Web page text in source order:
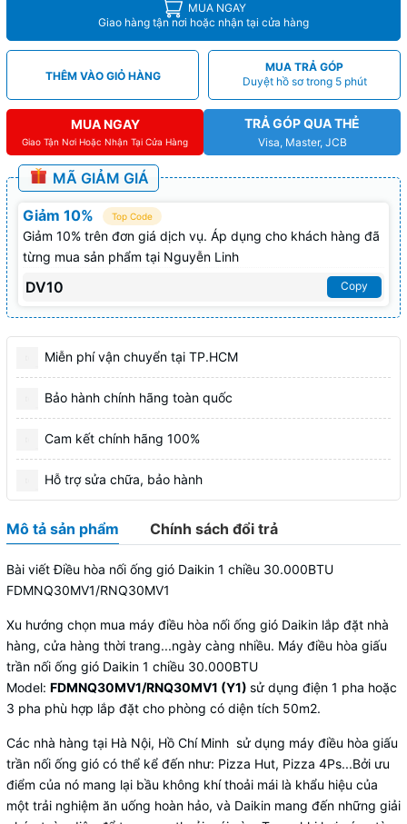
MUA NGAY
Giao hàng tận nơi hoặc nhận tại cửa hàng
THÊM VÀO GIỎ HÀNG
MUA TRẢ GÓP
Duyệt hồ sơ trong 5 phút
MUA NGAY
Giao Tận Nơi Hoặc Nhận Tại Cửa Hàng
TRẢ GÓP QUA THẺ
Visa, Master, JCB
MÃ GIẢM GIÁ
Giảm 10% Top Code
Giảm 10% trên đơn giá dịch vụ. Áp dụng cho khách hàng đã
từng mua sản phẩm tại Nguyễn Linh
DV10 Copy
Miễn phí vận chuyển tại TP.HCM
Bảo hành chính hãng toàn quốc
Cam kết chính hãng 100%
Hỗ trợ sửa chữa, bảo hành
Mô tả sản phẩm Chính sách đổi trả
Bài viết Điều hòa nối ống gió Daikin 1 chiều 30.000BTU
FDMNQ30MV1/RNQ30MV1
Xu hướng chọn mua máy điều hòa nối ống gió Daikin lắp đặt nhà
hàng, cửa hàng thời trang...ngày càng nhiều. Máy điều hòa giấu
trần nối ống gió Daikin 1 chiều 30.000BTU
Model: FDMNQ30MV1/RNQ30MV1 (Y1) sử dụng điện 1 pha hoặc
3 pha phù hợp lắp đặt cho phòng có diện tích 50m2.
Các nhà hàng tại Hà Nội, Hồ Chí Minh sử dụng máy điều hòa giấu
trần nối ống gió có thể kể đến như: Pizza Hut, Pizza 4Ps...Bởi ưu
điểm của nó mang lại bầu không khí thoải mái là khẩu hiệu của
một trải nghiệm ăn uống hoàn hảo, và Daikin mang đến những giải